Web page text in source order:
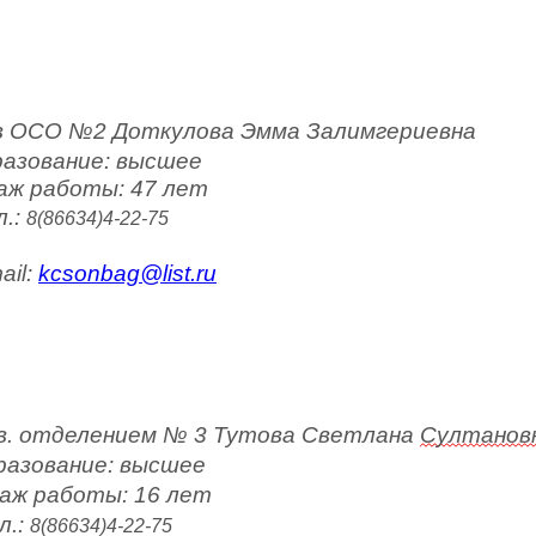
ОСО №2 Доткулова Эмма Залимгериевна
высшее
работы: 47 лет
8(86634)4-22-75
kcsonbag@list.ru
отделением № 3 Тутова Светлана
высшее
работы: 16 лет
8(86634)4-22-75